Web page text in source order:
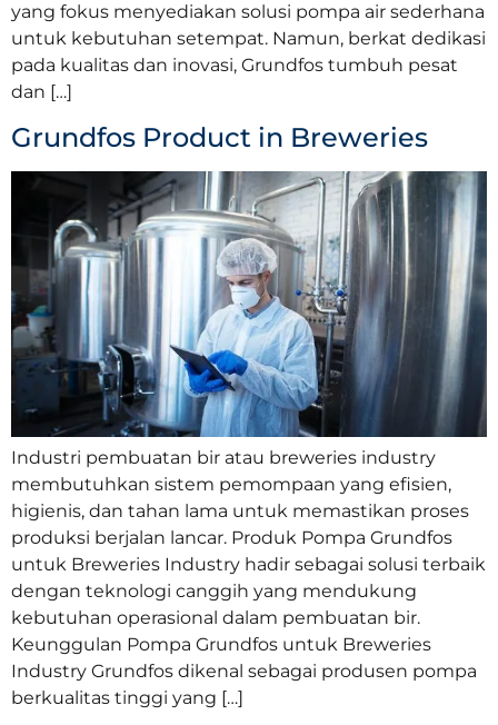
yang fokus menyediakan solusi pompa air sederhana
untuk kebutuhan setempat. Namun, berkat dedikasi
pada kualitas dan inovasi, Grundfos tumbuh pesat
dan […]
Grundfos Product in Breweries
Industri pembuatan bir atau breweries industry
membutuhkan sistem pemompaan yang efisien,
higienis, dan tahan lama untuk memastikan proses
produksi berjalan lancar. Produk Pompa Grundfos
untuk Breweries Industry hadir sebagai solusi terbaik
dengan teknologi canggih yang mendukung
kebutuhan operasional dalam pembuatan bir.
Keunggulan Pompa Grundfos untuk Breweries
Industry Grundfos dikenal sebagai produsen pompa
berkualitas tinggi yang […]